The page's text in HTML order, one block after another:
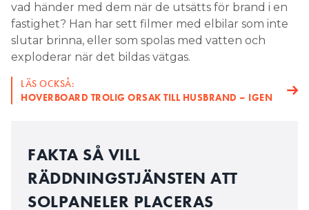
vad händer med dem när de utsätts för brand i en
fastighet? Han har sett filmer med elbilar som inte
slutar brinna, eller som spolas med vatten och
exploderar när det bildas vätgas.
LÄS OCKSÅ:
HOVERBOARD TROLIG ORSAK TILL HUSBRAND – IGEN
FAKTA SÅ VILL
RÄDDNINGSTJÄNSTEN ATT
SOLPANELER PLACERAS